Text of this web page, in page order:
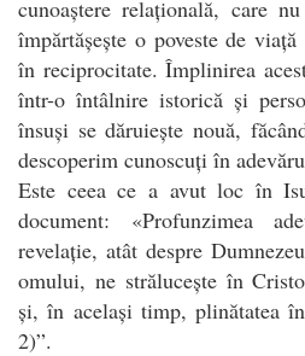
cunoaștere relațională, care
împărtășește o poveste de
în reciprocitate. Împlinirea
într-o întâlnire istorică și
însuși se dăruiește nouă,
descoperim cunoscuți în
Este ceea ce a avut loc în
document: «Profunzimea
revelație, atât despre
omului, ne strălucește în
și, în același timp, plinătatea
2)”.